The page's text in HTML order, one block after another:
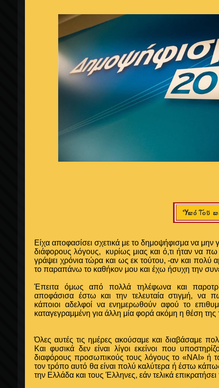
Είχα αποφασίσει σχετικά με το δημοψήφισμα να μην
διάφορους λόγους,
κυρίως μιας και ό,τι ήταν να
γράψει χρόνια τώρα και ως εκ τούτου, -αν και πολύ
το παραπάνω το καθήκον μου και έχω ήσυχη την
Έπειτα όμως από πολλά τηλέφωνα και
αποφάσισα έστω και την τελευταία στιγμή, να
κάποιοι αδελφοί να ενημερωθούν αφού το
καταγεγραμμένη για άλλη μία φορά ακόμη η θέση της
Όλες αυτές τις ημέρες ακούσαμε και διαβάσαμε
Και φυσικά δεν είναι λίγοι εκείνοι που
διαφόρους προσωπικούς τους λόγους το «ΝΑΙ» ή
τον τρόπο αυτό θα είναι πολύ καλύτερα ή έστω
την Ελλάδα και τους Έλληνες, εάν τελικά